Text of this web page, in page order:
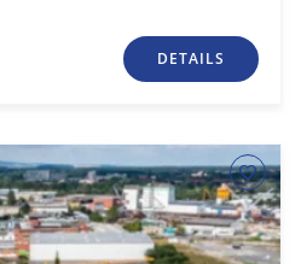
DETAILS